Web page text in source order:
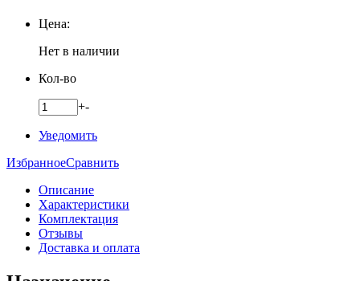
Цена:
Нет в наличии
Кол-во
+-
Уведомить
ИзбранноеСравнить
Описание
Характеристики
Комплектация
Отзывы
Доставка и оплата